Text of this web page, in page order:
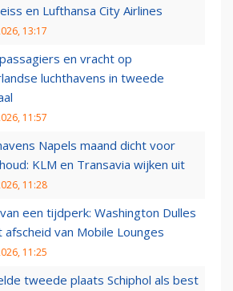
en Lufthansa City Airlines
13:17
en vracht op
luchthavens in tweede
11:57
Napels maand dicht voor
KLM en Transavia wijken uit
11:28
een tijdperk: Washington Dulles
afscheid van Mobile Lounges
11:25
tweede plaats Schiphol als best